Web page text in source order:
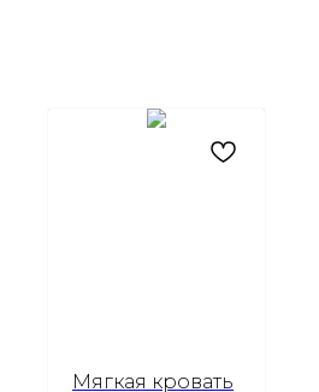
Мягкая кровать